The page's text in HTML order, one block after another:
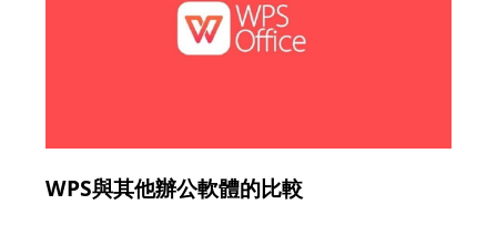
WPS與其他辦公軟體的比較